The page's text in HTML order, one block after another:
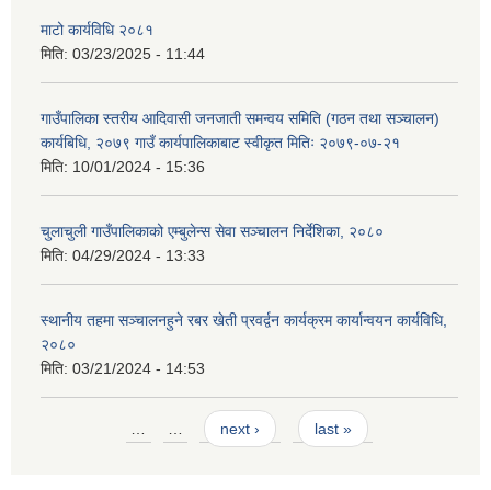
माटो कार्यविधि २०८१
मिति: 03/23/2025 - 11:44
गाउँपालिका स्तरीय आदिवासी जनजाती समन्वय समिति (गठन तथा सञ्चालन)
कार्यबिधि, २०७९ गाउँ कार्यपालिकाबाट स्वीकृत मितिः २०७९-०७-२१
मिति: 10/01/2024 - 15:36
चुलाचुली गाउँपालिकाको एम्बुलेन्स सेवा सञ्चालन निर्देशिका, २०८०
मिति: 04/29/2024 - 13:33
स्थानीय तहमा सञ्चालनहुने रबर खेती प्रवर्द्वन कार्यक्रम कार्यान्वयन कार्यविधि,
२०८०
मिति: 03/21/2024 - 14:53
next › last »